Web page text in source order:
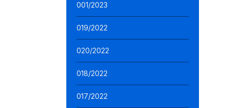
001/2023
019/2022
020/2022
018/2022
017/2022